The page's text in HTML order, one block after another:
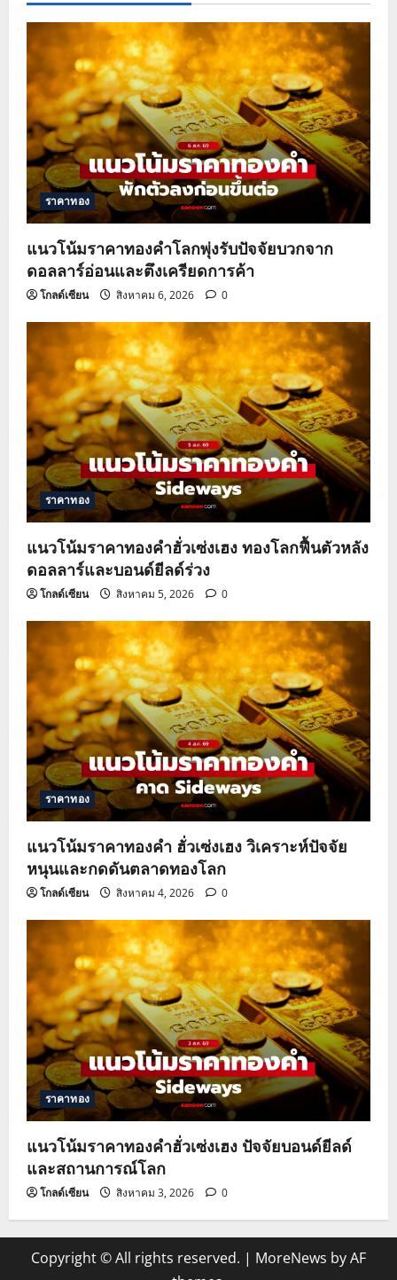
ราคาทอง
แนวโน้มราคาทองคำโลกพุ่งรับปัจจัยบวกจาก
ดอลลาร์อ่อนและตึงเครียดการค้า
โกลด์เซียน สิงหาคม 6, 2026 0
ราคาทอง
แนวโน้มราคาทองคำฮั่วเซ่งเฮง ทองโลกฟื้นตัวหลัง
ดอลลาร์และบอนด์ยีลด์ร่วง
โกลด์เซียน สิงหาคม 5, 2026 0
ราคาทอง
แนวโน้มราคาทองคำ ฮั่วเซ่งเฮง วิเคราะห์ปัจจัย
หนุนและกดดันตลาดทองโลก
โกลด์เซียน สิงหาคม 4, 2026 0
ราคาทอง
แนวโน้มราคาทองคำฮั่วเซ่งเฮง ปัจจัยบอนด์ยีลด์
และสถานการณ์โลก
โกลด์เซียน สิงหาคม 3, 2026 0
Copyright © All rights reserved. | MoreNews by AF